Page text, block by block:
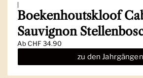
|
Boekenhoutskloof
Sauvignon
AbCHF 34.90
zu den Jahrgängen